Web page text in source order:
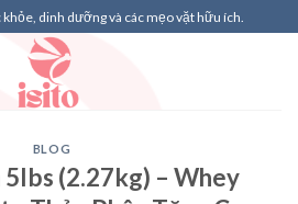
dinh dưỡng và các mẹo vặt hữu ích.
BLOG
5lbs (2.27kg) – Whey